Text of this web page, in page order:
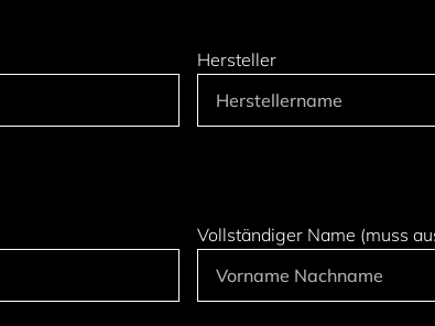
Hersteller
Vollständiger Name (muss